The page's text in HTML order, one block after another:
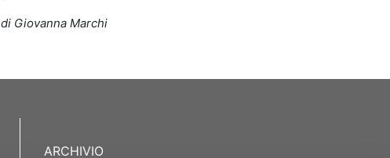
di Giovanna Marchi
ARCHIVIO